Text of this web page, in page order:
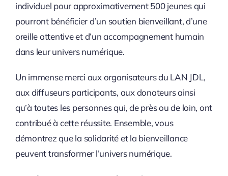
individuel pour approximativement 500 jeunes qui
pourront bénéficier d’un soutien bienveillant, d’une
oreille attentive et d’un accompagnement humain
dans leur univers numérique.
Un immense merci aux organisateurs du LAN JDL,
aux diffuseurs participants, aux donateurs ainsi
qu’à toutes les personnes qui, de près ou de loin, ont
contribué à cette réussite. Ensemble, vous
démontrez que la solidarité et la bienveillance
peuvent transformer l’univers numérique.